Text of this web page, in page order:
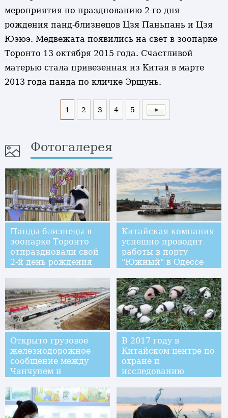
мероприятия по празднованию 2-го дня
рождения панд-близнецов Цзя Паньпань и Цзя
Юэюэ. Медвежата появились на свет в зоопарке
Торонто 13 октября 2015 года. Счастливой
матерью стала привезенная из Китая в марте
2013 года панда по кличке Эршунь.
1 2 3 4 5
Фотогалерея
Панды-близнецы в
зоопарке Торонто
отпраздновали свой
2-й день рождения
Китайская компания
успешно проводит
работы в порту
"Южный" в Одессе
Открыто грузовое
железнодорожное
сообщение между
Чанчунем и
В 2017 году в
Китайском центре по
охране и
исследованию
родилось рекордное
количество
детенышей